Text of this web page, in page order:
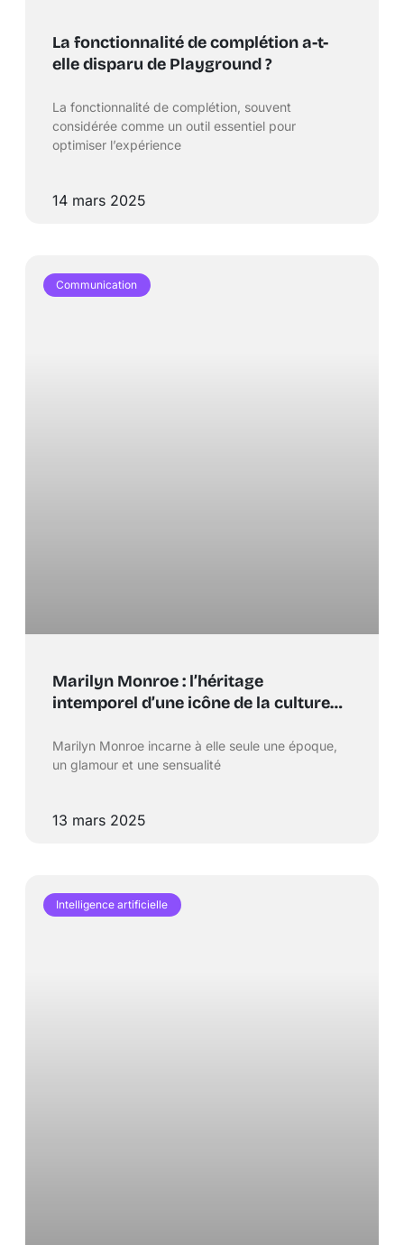
La fonctionnalité de complétion a-t-
elle disparu de Playground ?
La fonctionnalité de complétion, souvent
considérée comme un outil essentiel pour
optimiser l’expérience
14 mars 2025
Communication
Marilyn Monroe : l’héritage
intemporel d’une icône de la culture
Marilyn Monroe incarne à elle seule une époque,
un glamour et une sensualité
13 mars 2025
Intelligence artificielle